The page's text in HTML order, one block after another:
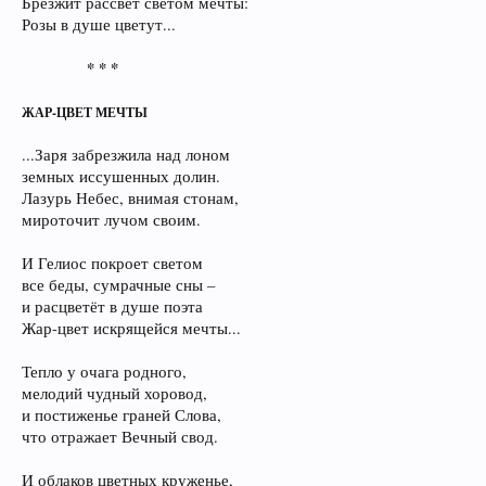
Розы в душе цветут...
* * *
ЖАР-ЦВЕТ МЕЧТЫ
...Заря забрезжила над лоном
земных иссушенных долин.
Лазурь Небес, внимая стонам,
мироточит лучом своим.
И Гелиос покроет светом
все беды, сумрачные сны –
и расцветёт в душе поэта
Жар-цвет искрящейся мечты...
Тепло у очага родного,
мелодий чудный хоровод,
и постиженье граней Слова,
что отражает Вечный свод.
И облаков цветных круженье,